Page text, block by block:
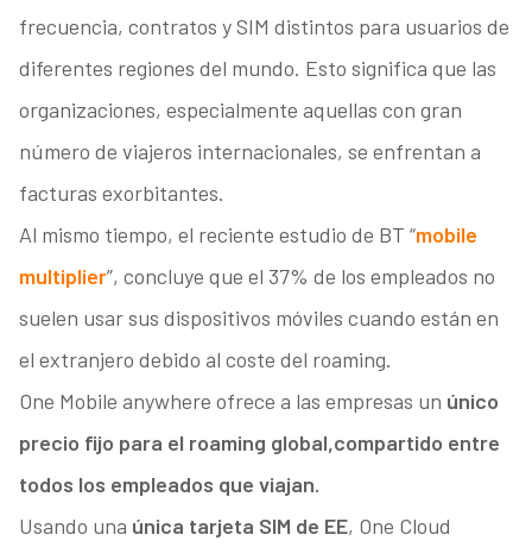
frecuencia, contratos y SIM distintos para usuarios de
diferentes regiones del mundo. Esto significa que las
organizaciones, especialmente aquellas con gran
número de viajeros internacionales, se enfrentan a
facturas exorbitantes.
Al mismo tiempo, el reciente estudio de BT “mobile
multiplier”, concluye que el 37% de los empleados no
suelen usar sus dispositivos móviles cuando están en
el extranjero debido al coste del roaming.
One Mobile anywhere ofrece a las empresas un único
precio fijo para el roaming global,compartido entre
todos los empleados que viajan.
Usando una única tarjeta SIM de EE, One Cloud